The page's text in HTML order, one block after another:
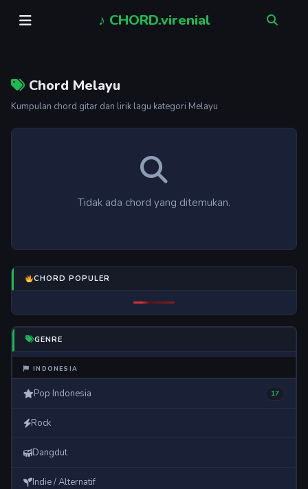
♪ CHORD.virenial Cari
Chord Melayu
Kumpulan chord gitar dan lirik lagu kategori Melayu
Tidak ada chord yang ditemukan.
CHORD POPULER
GENRE
INDONESIA
Pop Indonesia 17
Rock
Dangdut
Indie / Alternatif